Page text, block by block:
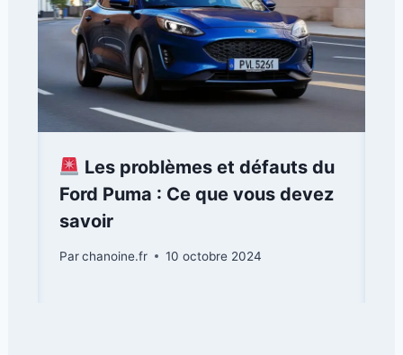
Les problèmes et défauts du
Ford Puma : Ce que vous devez
savoir
Parchanoine.fr 10 octobre 2024